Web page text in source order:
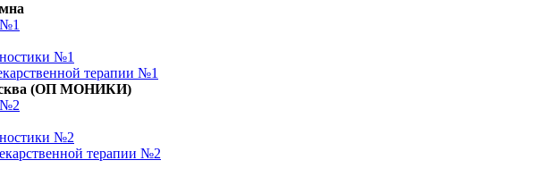
№1
терапии №1
(ОП МОНИКИ)
№2
№2
терапии №2